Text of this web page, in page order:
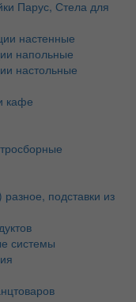
Парус, Стела для
настенные
напольные
настольные
кафе
подставки из
системы